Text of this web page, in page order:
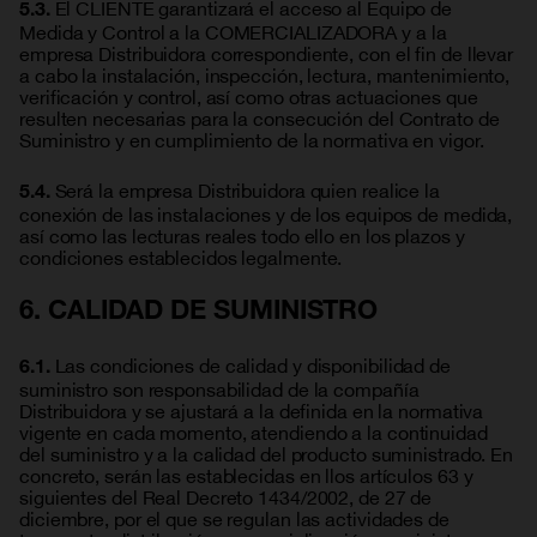
5.3.
Medida y Control a la COMERCIALIZADORA y a la
empresa Distribuidora correspondiente, con el fin de llevar
a cabo la instalación, inspección, lectura, mantenimiento,
verificación y control, así como otras actuaciones que
resulten necesarias para la consecución del Contrato de
Suministro y en cumplimiento de la normativa en vigor.
5.4. Será la empresa Distribuidora quien realice la
conexión de las instalaciones y de los equipos de medida,
así como las lecturas reales todo ello en los plazos y
condiciones establecidos legalmente.
6. CALIDAD DE SUMINISTRO
6.1. Las condiciones de calidad y disponibilidad de
suministro son responsabilidad de la compañía
Distribuidora y se ajustará a la definida en la normativa
vigente en cada momento, atendiendo a la continuidad
del suministro y a la calidad del producto suministrado. En
concreto, serán las establecidas en llos artículos 63 y
siguientes del Real Decreto 1434/2002, de 27 de
diciembre, por el que se regulan las actividades de